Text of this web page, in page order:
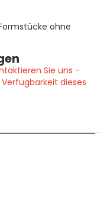
ohne
Sie uns -
dieses